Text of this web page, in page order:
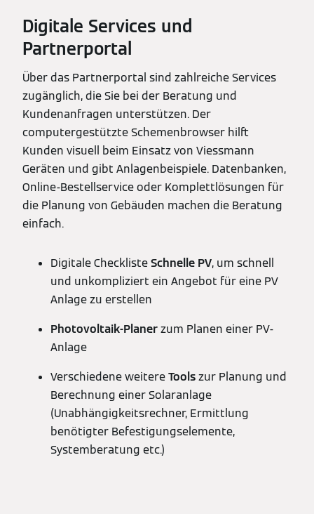
Digitale Services und
Partnerportal
Über das Partnerportal sind zahlreiche Services
zugänglich, die Sie bei der Beratung und
Kundenanfragen unterstützen. Der
computergestützte Schemenbrowser hilft
Kunden visuell beim Einsatz von Viessmann
Geräten und gibt Anlagenbeispiele. Datenbanken,
Online-Bestellservice oder Komplettlösungen für
die Planung von Gebäuden machen die Beratung
einfach.
Digitale ChecklisteSchnelle PV, um schnell
und unkompliziert ein Angebot für eine PV
Anlage zu erstellen
Photovoltaik-Planerzum Planen einer PV-
Anlage
Verschiedene weitereToolszur Planung und
Berechnung einer Solaranlage
(Unabhängigkeitsrechner, Ermittlung
benötigter Befestigungselemente,
Systemberatung etc.)